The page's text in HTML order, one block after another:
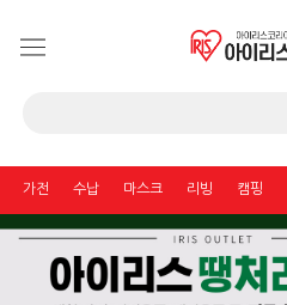
가전 수납 마스크 리빙 캠핑